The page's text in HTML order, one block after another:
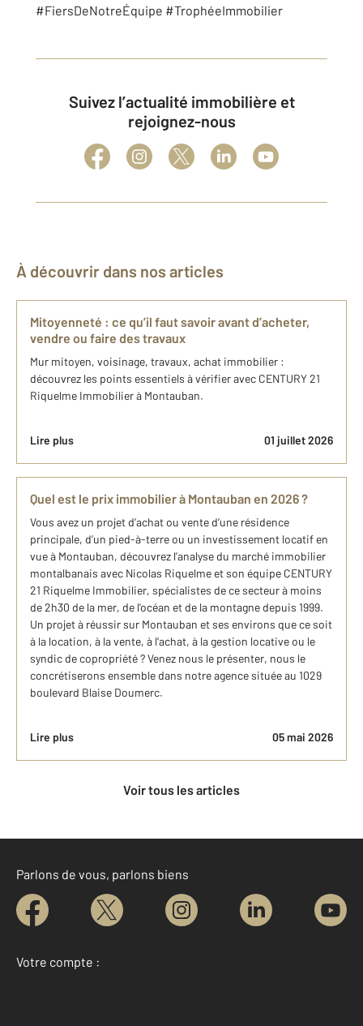
#FiersDeNotreÉquipe #TrophéeImmobilier
Suivez l’actualité immobilière et
rejoignez-nous
À découvrir dans nos articles
Mitoyenneté : ce qu’il faut savoir avant d’acheter,
vendre ou faire des travaux
Mur mitoyen, voisinage, travaux, achat immobilier :
découvrez les points essentiels à vérifier avec CENTURY 21
Riquelme Immobilier à Montauban.
Lire plus 01 juillet 2026
Quel est le prix immobilier à Montauban en 2026 ?
Vous avez un projet d’achat ou vente d’une résidence
principale, d’un pied-à-terre ou un investissement locatif en
vue à Montauban, découvrez l’analyse du marché immobilier
montalbanais avec Nicolas Riquelme et son équipe CENTURY
21 Riquelme Immobilier, spécialistes de ce secteur à moins
de 2h30 de la mer, de l'océan et de la montagne depuis 1999.
Un projet à réussir sur Montauban et ses environs que ce soit
à la location, à la vente, à l'achat, à la gestion locative ou le
syndic de copropriété ? Venez nous le présenter, nous le
concrétiserons ensemble dans notre agence située au 1029
boulevard Blaise Doumerc.
Lire plus 05 mai 2026
Voir tous les articles
Parlons de vous, parlons biens
Votre compte :
Accéder à mon compte